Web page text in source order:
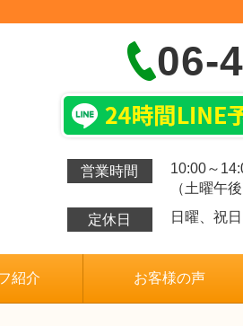
06-
営業時間
10:00～
（土曜午
定休日 日曜、祝日
紹介 お客様の声